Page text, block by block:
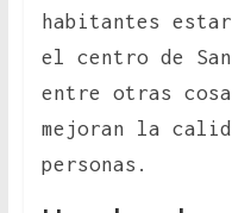
habitantes
el centro de
entre otras
mejoran la
personas.